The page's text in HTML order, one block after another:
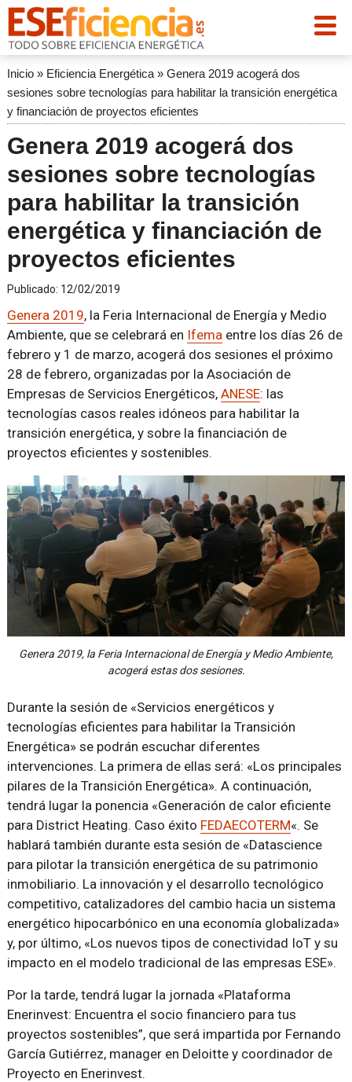
Inicio» Eficiencia Energética» Genera 2019 acogerá dos
sesiones sobre tecnologías para habilitar la transición energética
y financiación de proyectos eficientes
Genera 2019 acogerá dos
sesiones sobre tecnologías
para habilitar la transición
energética y financiación de
proyectos eficientes
Publicado: 12/02/2019
Genera 2019, la Feria Internacional de Energía y Medio
Ambiente, que se celebrará en Ifemaentre los días 26 de
febrero y 1 de marzo, acogerá dos sesiones el próximo
28 de febrero, organizadas por la Asociación de
Empresas de Servicios Energéticos, ANESE: las
tecnologías casos reales idóneos para habilitar la
transición energética, y sobre la financiación de
proyectos eficientes y sostenibles.
Genera 2019, la Feria Internacional de Energía y Medio Ambiente,
acogerá estas dos sesiones.
Durante la sesión de «Servicios energéticos y
tecnologías eficientes para habilitar la Transición
Energética» se podrán escuchar diferentes
intervenciones. La primera de ellas será: «Los principales
pilares de la Transición Energética». A continuación,
tendrá lugar la ponencia «Generación de calor eficiente
para District Heating. Caso éxito FEDAECOTERM«. Se
hablará también durante esta sesión de «Datascience
para pilotar la transición energética de su patrimonio
inmobiliario. La innovación y el desarrollo tecnológico
competitivo, catalizadores del cambio hacia un sistema
energético hipocarbónico en una economía globalizada»
y, por último, «Los nuevos tipos de conectividad IoT y su
impacto en el modelo tradicional de las empresas ESE».
Por la tarde, tendrá lugar la jornada «Plataforma
Enerinvest: Encuentra el socio financiero para tus
proyectos sostenibles”, que será impartida por Fernando
García Gutiérrez, manager en Deloitte y coordinador de
Proyecto en Enerinvest.